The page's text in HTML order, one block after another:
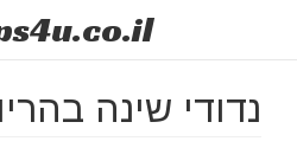
4u.co.il
נדודי שינה